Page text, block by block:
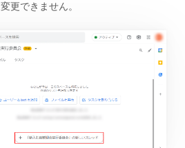
更できません。